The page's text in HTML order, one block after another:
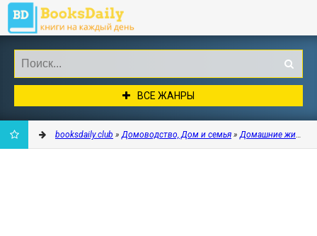
ВСЕ ЖАНРЫ
booksdaily.club »Домоводство, Дом и семья »Домашние